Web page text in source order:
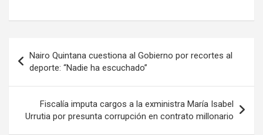
de
entradas
Nairo Quintana cuestiona al Gobierno por recortes al
deporte: “Nadie ha escuchado”
Fiscalía imputa cargos a la exministra María Isabel
Urrutia por presunta corrupción en contrato millonario